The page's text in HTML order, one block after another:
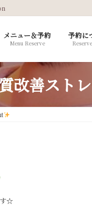
メニュー＆予約
Menu Reserve
予約に
改善スト
す☆